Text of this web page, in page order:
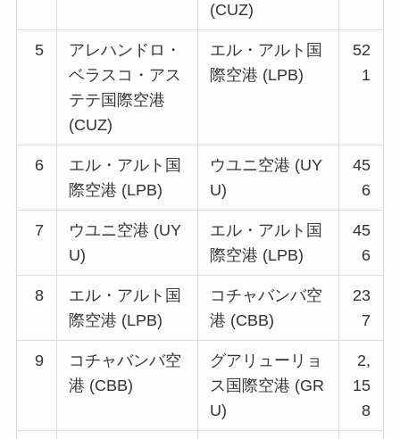
(CUZ)
5
アレハンドロ・
ベラスコ・アス
テテ国際空港
(CUZ)
エル・アルト国
際空港 (LPB)
52
1
6
エル・アルト国
際空港 (LPB)
ウユニ空港 (UY
U)
45
6
7
ウユニ空港 (UY
U)
エル・アルト国
際空港 (LPB)
45
6
8
エル・アルト国
際空港 (LPB)
コチャバンバ空
港 (CBB)
23
7
9
コチャバンバ空
港 (CBB)
グアリューリョ
ス国際空港 (GR
U)
2,
15
8